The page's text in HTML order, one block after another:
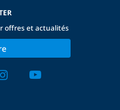
offres et actualités